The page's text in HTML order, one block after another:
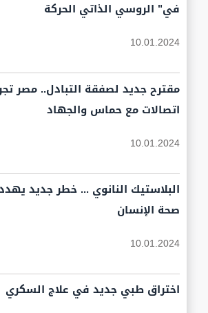
في" الروسي الذاتي الحركة
10.01.2024
مقترح جديد لصفقة التبادل.. مصر
اتصالات مع حماس والجهاد
10.01.2024
البلاستيك النانوي ... خطر جديد
صحة الإنسان
10.01.2024
اختراق طبي جديد في علاج السكري